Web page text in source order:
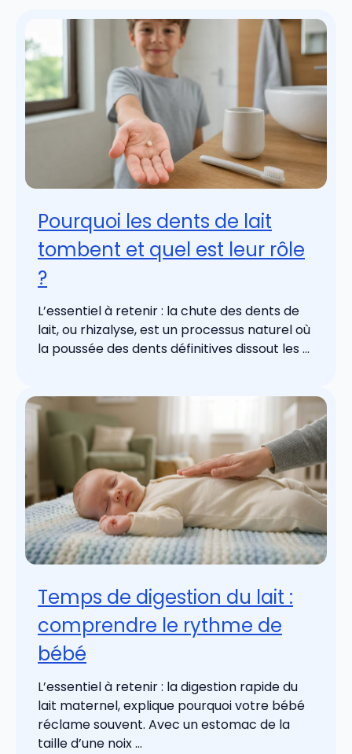
Pourquoi les dents de lait
tombent et quel est leur rôle
?
L’essentiel à retenir : la chute des dents de
lait, ou rhizalyse, est un processus naturel où
la poussée des dents définitives dissout les ...
Temps de digestion du lait :
comprendre le rythme de
bébé
L’essentiel à retenir : la digestion rapide du
lait maternel, explique pourquoi votre bébé
réclame souvent. Avec un estomac de la
taille d’une noix ...